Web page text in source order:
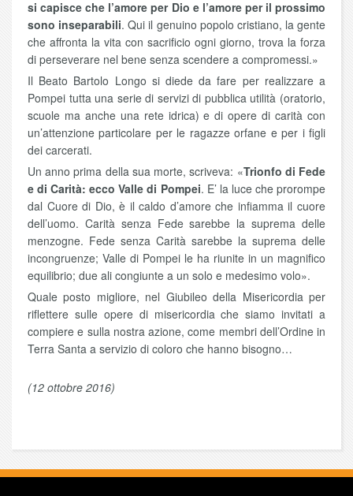
si capisce che l’amore per Dio e l’amore per il prossimo
sono inseparabili. Qui il genuino popolo cristiano, la gente
che affronta la vita con sacrificio ogni giorno, trova la forza
di perseverare nel bene senza scendere a compromessi.»
Il Beato Bartolo Longo si diede da fare per realizzare a
Pompei tutta una serie di servizi di pubblica utilità (oratorio,
scuole ma anche una rete idrica) e di opere di carità con
un’attenzione particolare per le ragazze orfane e per i figli
dei carcerati.
Un anno prima della sua morte, scriveva: «Trionfo di Fede
e di Carità: ecco Valle di Pompei. E’ la luce che prorompe
dal Cuore di Dio, è il caldo d’amore che infiamma il cuore
dell’uomo. Carità senza Fede sarebbe la suprema delle
menzogne. Fede senza Carità sarebbe la suprema delle
incongruenze; Valle di Pompei le ha riunite in un magnifico
equilibrio; due ali congiunte a un solo e medesimo volo».
Quale posto migliore, nel Giubileo della Misericordia per
riflettere sulle opere di misericordia che siamo invitati a
compiere e sulla nostra azione, come membri dell’Ordine in
Terra Santa a servizio di coloro che hanno bisogno…
(12 ottobre 2016)